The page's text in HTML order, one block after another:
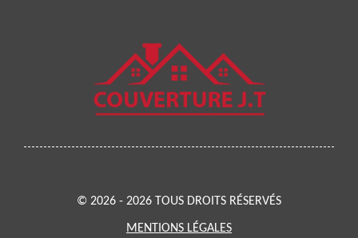
© 2026 - 2026 TOUS DROITS RÉSERVÉS
MENTIONS LÉGALES